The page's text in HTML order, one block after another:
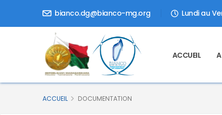
bianco.dg@bianco-mg.org Lundi au
ACCUEIL
ACCUEIL DOCUMENTATION